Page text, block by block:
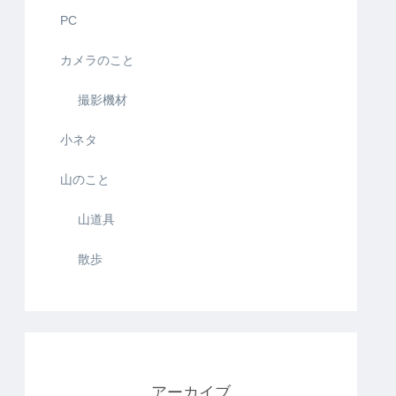
PC
カメラのこと
撮影機材
小ネタ
山のこと
山道具
散歩
アーカイブ